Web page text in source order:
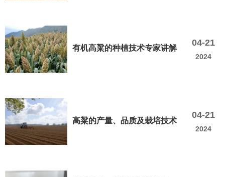
04-21
2024
有机高粱的种植技术专家讲解
04-21
2024
高粱的产量、品质及栽培技术